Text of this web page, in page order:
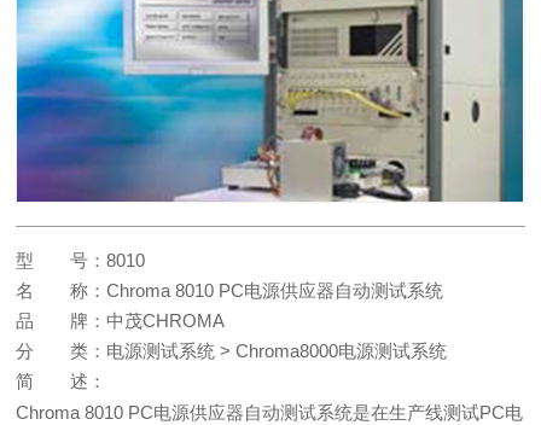
产品展示
面向工业电子制造、通信及信息技术、教育科研、微电子、新能源、生物
医药、节能环保等行业和领域的客户，提供增值销售、科技租赁、系统集
型 号：8010
名 称：Chroma 8010 PC电源供应器自动测试系统
品 牌：中茂CHROMA
分 类： 电源测试系统 > Chroma8000电源测试系统
简 述：
Chroma 8010 PC电源供应器自动测试系统是在生产线测试PC电